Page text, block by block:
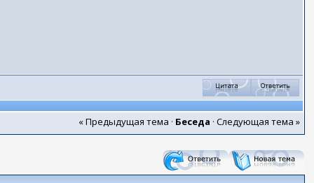
« Предыдущая тема · Беседа · Следующая тема »